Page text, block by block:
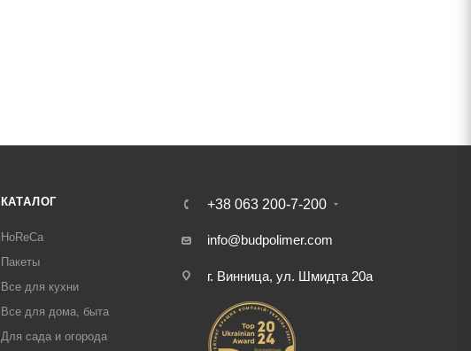
КАТАЛОГ
HoReCa
Пакеты
Все для кухни
Все для дома, быта
Для сада и огорода
+38 063 200-7-200
info@budpolimer.com
г. Винница, ул. Шмидта 20а